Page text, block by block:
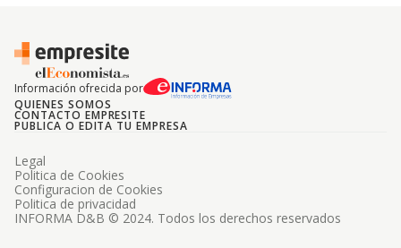
Información ofrecida por
QUIENES SOMOS
CONTACTO EMPRESITE
PUBLICA O EDITA TU EMPRESA
INFORMA D&B © 2024. Todos los derechos reservados
Legal
Politica de Cookies
Configuracion de Cookies
Politica de privacidad